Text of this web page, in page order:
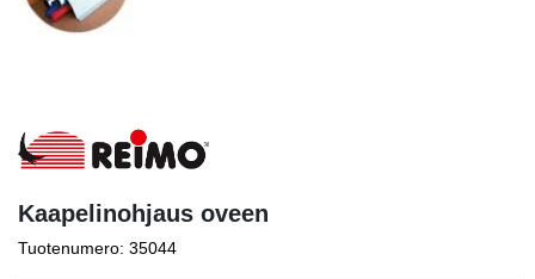
Kaapelinohjaus oveen
Tuotenumero: 35044